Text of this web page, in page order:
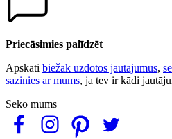
Priecāsimies palīdzēt
Apskati biežāk uzdotos jautājumus,
sazinies ar mums, ja tev ir kādi
Seko mums